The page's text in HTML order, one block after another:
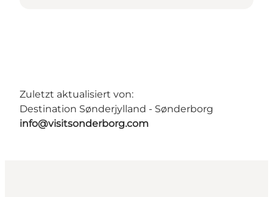
Zuletzt aktualisiert von:
Destination Sønderjylland - Sønderborg
info@visitsonderborg.com